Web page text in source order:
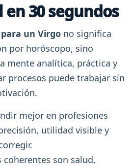
en 30 segundos
un Virgo no significa
por horóscopo, sino
mente analítica, práctica y
procesos puede trabajar sin
mejor en profesiones
utilidad visible y
coherentes son salud,